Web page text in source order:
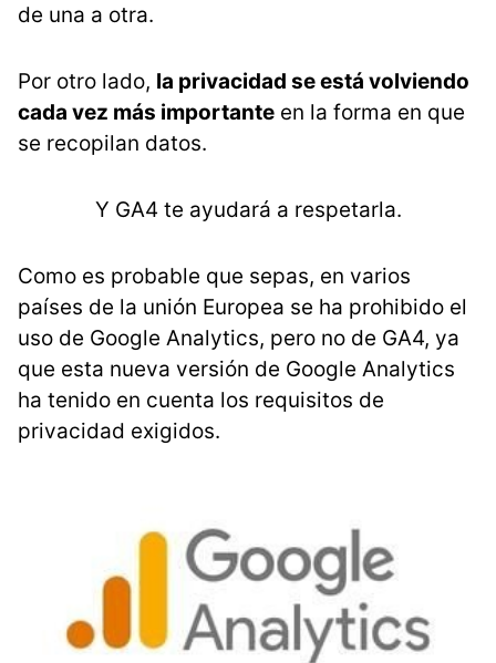
de una a otra.
Por otro lado, la privacidad se está volviendo
cada vez más importante en la forma en que
se recopilan datos.
Y GA4 te ayudará a respetarla.
Como es probable que sepas, en varios
países de la unión Europea se ha prohibido el
uso de Google Analytics, pero no de GA4, ya
que esta nueva versión de Google Analytics
ha tenido en cuenta los requisitos de
privacidad exigidos.